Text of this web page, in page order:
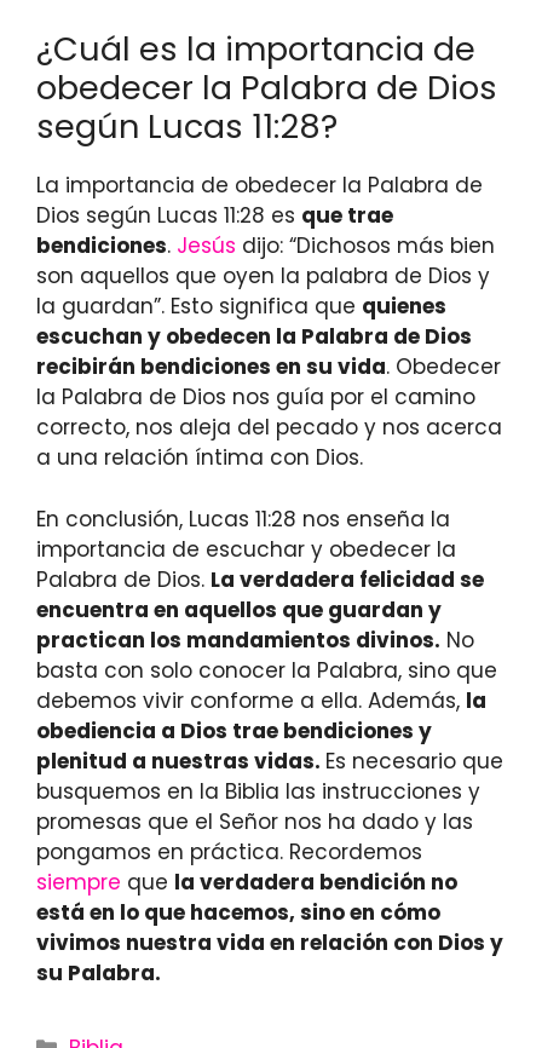
¿Cuál es la importancia de
obedecer la Palabra de Dios
según Lucas 11:28?
La importancia de obedecer la Palabra de
Dios según Lucas 11:28 es que trae
bendiciones. Jesús dijo: “Dichosos más bien
son aquellos que oyen la palabra de Dios y
la guardan”. Esto significa que quienes
escuchan y obedecen la Palabra de Dios
recibirán bendiciones en su vida. Obedecer
la Palabra de Dios nos guía por el camino
correcto, nos aleja del pecado y nos acerca
a una relación íntima con Dios.
En conclusión, Lucas 11:28 nos enseña la
importancia de escuchar y obedecer la
Palabra de Dios. La verdadera felicidad se
encuentra en aquellos que guardan y
practican los mandamientos divinos. No
basta con solo conocer la Palabra, sino que
debemos vivir conforme a ella. Además, la
obediencia a Dios trae bendiciones y
plenitud a nuestras vidas. Es necesario que
busquemos en la Biblia las instrucciones y
promesas que el Señor nos ha dado y las
pongamos en práctica. Recordemos
siempre que la verdadera bendición no
está en lo que hacemos, sino en cómo
vivimos nuestra vida en relación con Dios y
su Palabra.